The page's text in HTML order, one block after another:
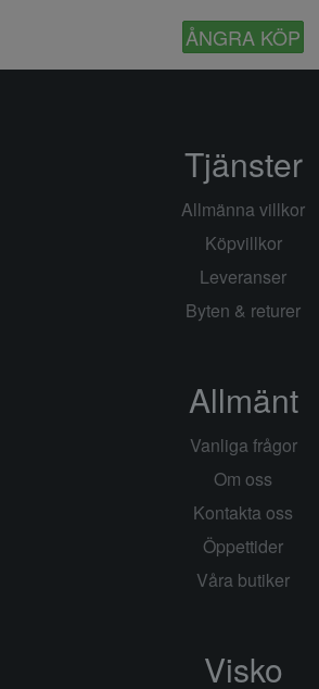
ÅNGRA KÖP
Tjänster
Allmänna villkor
Köpvillkor
Leveranser
Byten & returer
Allmänt
Vanliga frågor
Om oss
Kontakta oss
Öppettider
Våra butiker
Visko